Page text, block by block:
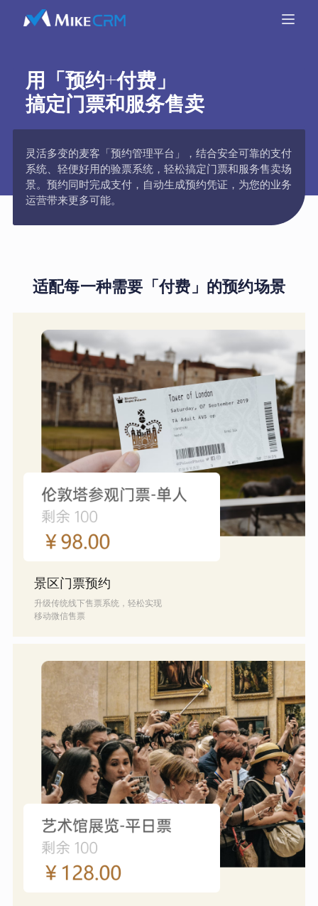
用「预约+付费」
搞定门票和服务售卖
灵活多变的麦客「预约管理平台」，结合安全可靠的支付
系统、轻便好用的验票系统，轻松搞定门票和服务售卖场
景。预约同时完成支付，自动生成预约凭证，为您的业务
运营带来更多可能。
适配每一种需要「付费」的预约场景
景区门票预约
升级传统线下售票系统，轻松实现
移动微信售票